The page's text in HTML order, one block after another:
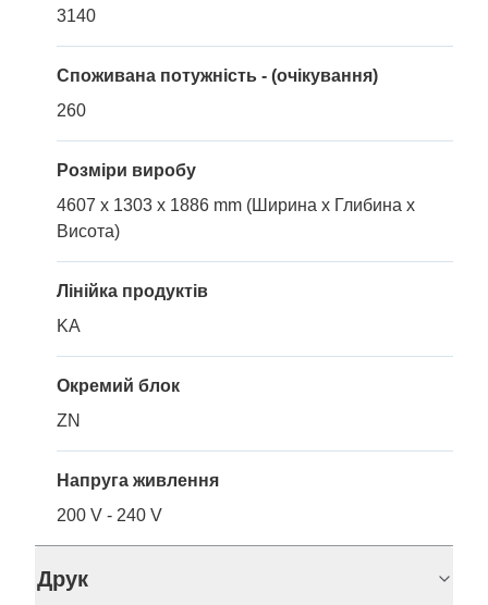
3140
Споживана потужність - (очікування)
260
Розміри виробу
4607 x 1303 x 1886 mm (Ширина x Глибина x
Висота)
Лінійка продуктів
KA
Окремий блок
ZN
Напруга живлення
200 V - 240 V
Друк